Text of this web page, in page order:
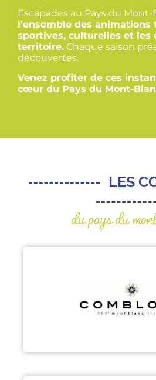
Escapades au Pays du
l’ensemble des
sportives, culturelles et les
territoire. Chaque saison
découvertes.
Venez profiter de ces
cœur du Pays du Mont-
LES
du pays du
COMBLOUX
Découvrir